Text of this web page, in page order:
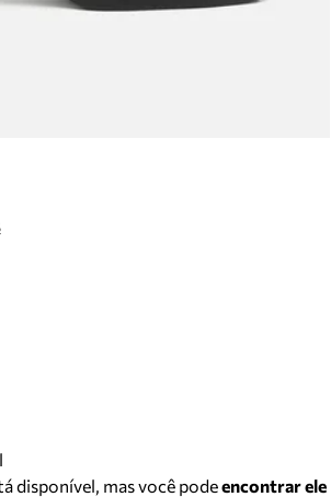
disponível, mas você podeencontrar ele